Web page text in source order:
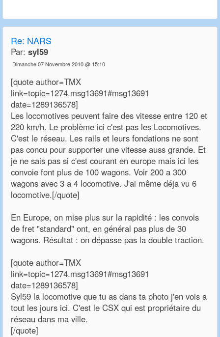
Re: NARS
Par: syl59
Dimanche 07 Novembre 2010 @ 15:10
[quote author=TMX
link=topic=1274.msg13691#msg13691
date=1289136578]
Les locomotives peuvent faire des vitesse entre 120 et
220 km/h. Le problème ici c'est pas les Locomotives.
C'est le réseau. Les rails et leurs fondations ne sont
pas concu pour supporter une vitesse auss grande. Et
je ne sais pas si c'est courant en europe mais ici les
convoie font plus de 100 wagons. Voir 200 a 300
wagons avec 3 a 4 locomotive. J'ai même déja vu 6
locomotive.[/quote]
En Europe, on mise plus sur la rapidité : les convois
de fret "standard" ont, en général pas plus de 30
wagons. Résultat : on dépasse pas la double traction.
[quote author=TMX
link=topic=1274.msg13691#msg13691
date=1289136578]
Syl59 la locomotive que tu as dans ta photo j'en vois a
tout les jours ici. C'est le CSX qui est propriétaire du
réseau dans ma ville.
[/quote]